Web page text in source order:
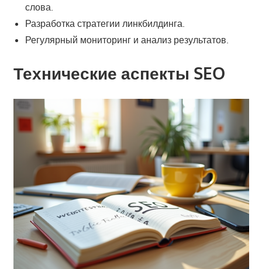
слова.
Разработка стратегии линкбилдинга.
Регулярный мониторинг и анализ результатов.
Технические аспекты SEO